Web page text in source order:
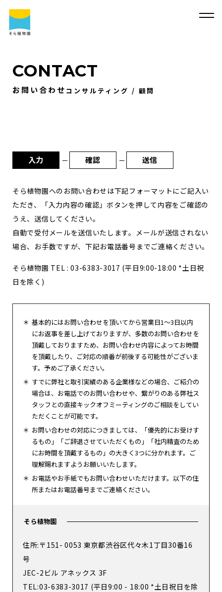
そ ら植 物園に ついて
採用情報
よ くある質問
求 人 報
お知 ら せ
ト フ
お 問い 合 わ
そら植物園 に つい て
そ り組み
サスティナ ビリテ ィ
EN
Follow us
CONTACT
お問い合わせ コンサルティング / 顧問
入力 確認 送信
そら植物園へのお問い合わせは下記フォーマットにご記入い
ただき、「入力内容の確認」ボタンを押して内容をご確認の
うえ、送信してください。
自動で受付メールを送信いたします。メールが送信されない
場合、お手数ですが、下記お電話番号までご連絡ください。
そら植物園 TEL : 03-6383-3017 (平日9:00-18:00 *土日祝
日を除く)
基本的にはお問い合わせを頂いてから営業日1〜3日以内
にお返事を差し上げておりますが、多数のお問い合わせを
頂戴しておりますため、お問い合わせ内容によってお時間
を頂戴したり、ご対応の順番が前後する可能性がございま
す。予めご了承ください。
すでに弊社と取引実績のある企業様などの場合、ご紹介の
場合は、お電話でのお問い合わせや、繋がりのある弊社ス
タッフとの直接キックオフミーティングのご相談をしてい
ただくことが可能です。
お問い合わせの対応につきましては、「優先的にお受けす
るもの」「ご辞退させていただくもの」「社内精査のため
にお時間を頂戴するもの」の大きく3つに分かれます。ご
理解賜れますようお願いいたします。
お電話やお手紙でもお問い合わせいただけます。以下の住
所またはお電話番号までご連絡ください。
そら植物園
住所:​〒151- 0053 東京都渋谷区代々木1丁目30番16
号
JEC-2ビル アネックス 3F
TEL:03-6383-3017 (平日9:00 - 18:00 *土日祝日を除